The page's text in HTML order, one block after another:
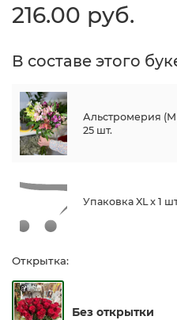
216.00 руб.
В составе этого
Альстромерия
25 шт.
Упаковка XL x 1
Открытка:
Без открытки